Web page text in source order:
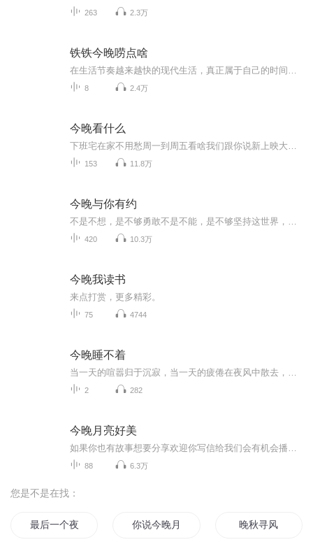
263 2.3万
铁铁今晚唠点啥
8 2.4万
今晚看什么
153 11.8万
今晚与你有约
420 10.3万
今晚我读书
来点打赏，更多精彩。
75 4744
今晚睡不着
2 282
今晚月亮好美
88 6.3万
您是不是在找：
最后一个夜晚 你说今晚月色那么美我说是的晚秋寻风